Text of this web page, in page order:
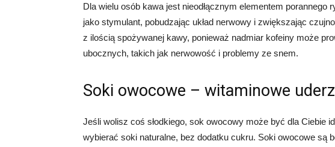
Dla wielu osób kawa jest nieodłącznym elementem porannego
jako stymulant, pobudzając układ nerwowy i zwiększając
z ilością spożywanej kawy, ponieważ nadmiar kofeiny może
ubocznych, takich jak nerwowość i problemy ze snem.
Soki owocowe – witaminowe
Jeśli wolisz coś słodkiego, sok owocowy może być dla Ciebie
wybierać soki naturalne, bez dodatku cukru. Soki owocowe są